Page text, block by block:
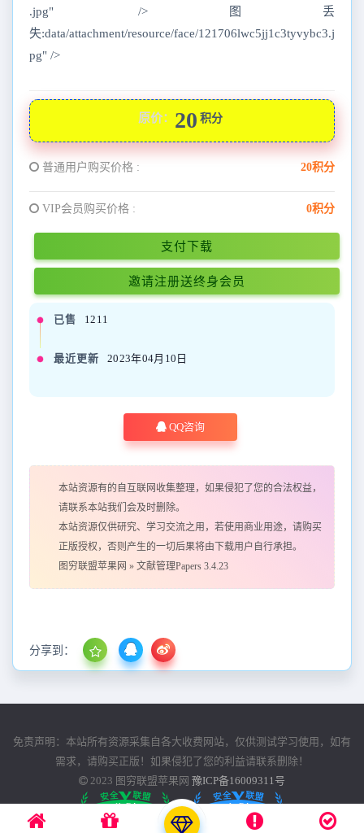
.jpg" />图丢
失:data/attachment/resource/face/121706lwc5jj1c3tyvybc3.j
pg" />
原价： 20 积分
普通用户购买价格 : 20积分
VIP会员购买价格 : 0积分
支付下载
邀请注册送终身会员
已售 1211
最近更新 2023年04月10日
QQ咨询
本站资源有的自互联网收集整理，如果侵犯了您的合法权益，
请联系本站我们会及时删除。
本站资源仅供研究、学习交流之用，若使用商业用途，请购买
正版授权，否则产生的一切后果将由下载用户自行承担。
图穷联盟苹果网 » 文献管理Papers 3.4.23
分享到：
免责声明：本站所有资源采集自各大收费网站，仅供测试学习使用，如有
需求，请购买正版！如果侵犯了您的利益请联系删除！
2023 图穷联盟苹果网 豫ICP备16009311号